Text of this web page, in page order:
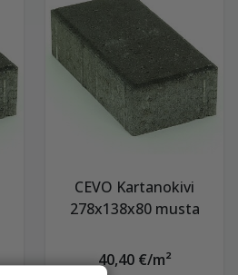
CEVO Kartanokivi
278x138x80 musta
40,40 €/m²